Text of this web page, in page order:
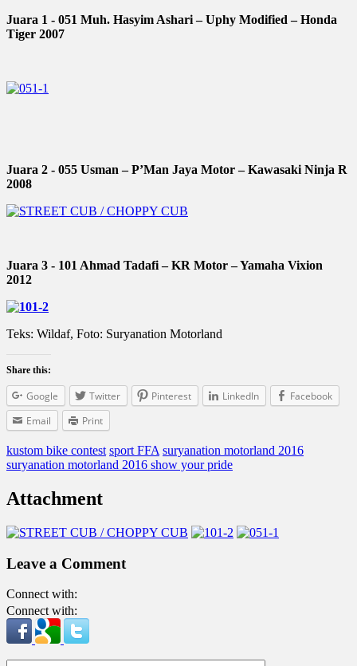
Juara 1 - 051 Muh. Hasyim Ashari – Uphy Modified – Honda
Tiger 2007
Juara 2 - 055 Usman – P’Man Jaya Motor – Kawasaki Ninja R
2008
Juara 3 - 101 Ahmad Tadafi – KR Motor – Yamaha Vixion
2012
Teks: Wildaf, Foto: Suryanation Motorland
Share this:
Google Twitter Pinterest LinkedIn
Facebook
Email
Print
kustom bike contest sport FFA suryanation motorland 2016
suryanation motorland 2016 show your pride
Attachment
Leave a Comment
Connect with:
Connect with: